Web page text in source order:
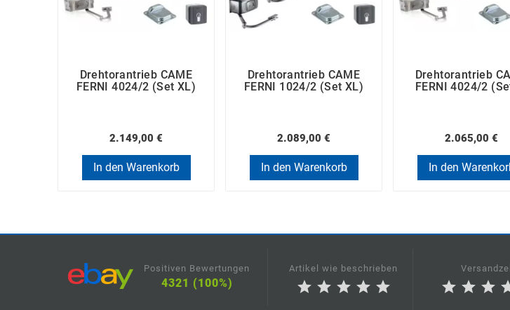
Drehtorantrieb CAME
FERNI 4024/2 (Set XL)
2.149,00 €
In den Warenkorb
Drehtorantrieb CAME
FERNI 1024/2 (Set XL)
2.089,00 €
In den Warenkorb
Drehtorantrieb
FERNI 4024/2
2.065,00 €
In den
Positiven Bewertungen
4321 (100%)
Artikel wie beschrieben
star star star star star star star star